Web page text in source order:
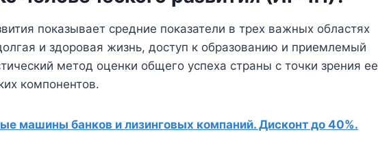
показывает средние показатели в трех важных областях
и здоровая жизнь, доступ к образованию и приемлемый
метод оценки общего успеха страны с точки зрения ее
компонентов.
машины банков и лизинговых компаний. Дисконт до 40%.